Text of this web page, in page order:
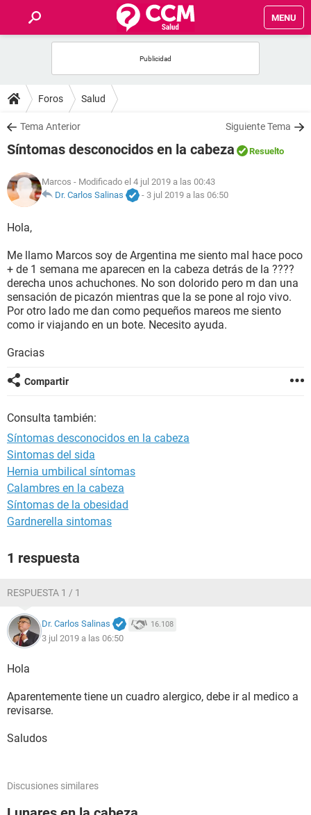
MENU
FOROS
SALUD
NUTRICIÓN
BIENESTAR
SEXUALIDAD
GLOSARIO
Foros Salud
Tema Anterior Siguiente Tema
Síntomas desconocidos en la cabeza Resuelto
Marcos - Modificado el 4 jul 2019 a las 00:43
Dr. Carlos Salinas
- 3 jul 2019 a las 06:50
Hola,
Me llamo Marcos soy de Argentina me siento mal hace poco
+ de 1 semana me aparecen en la cabeza detrás de la ????
derecha unos achuchones. No son dolorido pero m dan una
sensación de picazón mientras que la se pone al rojo vivo.
Por otro lado me dan como pequeños mareos me siento
como ir viajando en un bote. Necesito ayuda.
Gracias
Compartir
Consulta también:
Síntomas desconocidos en la cabeza
Sintomas del sida
Hernia umbilical síntomas
Calambres en la cabeza
Síntomas de la obesidad
Gardnerella sintomas
1 respuesta
RESPUESTA 1 / 1
Dr. Carlos Salinas 16.108
3 jul 2019 a las 06:50
Hola
Aparentemente tiene un cuadro alergico, debe ir al medico a
revisarse.
Saludos
Discusiones similares